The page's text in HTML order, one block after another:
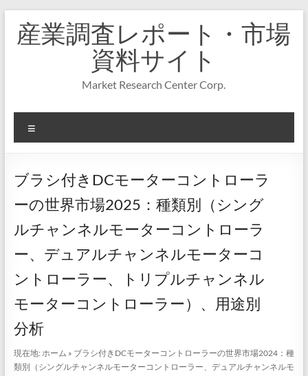
キ
プ
産業調査レポート・市場
資料サイト
Market Research Center Corp.
ニ
ー
ブラシ付きDCモーターコントローラ
ーの世界市場2025：種類別（シング
ルチャンネルモーターコントローラ
ー、デュアルチャンネルモーターコ
ントローラー、トリプルチャンネル
モーターコントローラー）、用途別
分析
現在地:ホーム » ブラシ付きDCモーターコントローラーの世界市場2024：種
類別（シングルチャンネルモーターコントローラー、デュアルチャンネルモ